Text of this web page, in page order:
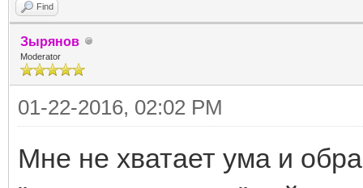
Find
Зырянов
Moderator
01-22-2016, 02:02 PM
Мне не хватает ума и